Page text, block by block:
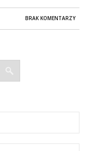
BRAK KOMENTARZY